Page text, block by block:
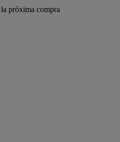
próxima compra